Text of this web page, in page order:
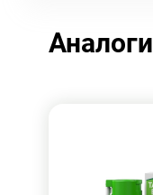
Аналоги